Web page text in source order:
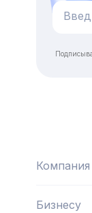
Компания
Бизнесу